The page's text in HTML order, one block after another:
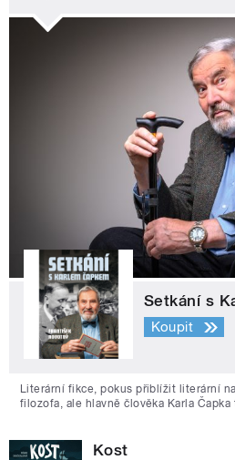
Setkání s
Koupit
Literární fikce, pokus přiblížit literární
filozofa, ale hlavně člověka Karla
Kost